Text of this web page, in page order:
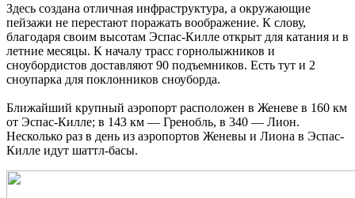
Здесь создана отличная инфраструктура, а окружающие
пейзажи не перестают поражать воображение. К слову,
благодаря своим высотам Эспас-Килле открыт для катания и в
летние месяцы. К началу трасс горнолыжников и
сноубордистов доставляют 90 подъемников. Есть тут и 2
сноупарка для поклонников сноуборда.
Ближайший крупный аэропорт расположен в Женеве в 160 км
от Эспас-Килле; в 143 км — Гренобль, в 340 — Лион.
Несколько раз в день из аэропортов Женевы и Лиона в Эспас-
Килле идут шаттл-басы.